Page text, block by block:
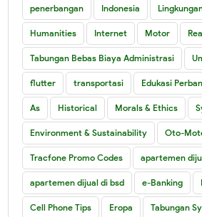
penerbangan Indonesia
Humanities Internet Motor
Tabungan Bebas Biaya Administrasi
flutter transportasi Edukasi
As Historical Morals & Ethics
Environment & Sustainability Oto-
Tracfone Promo Codes apartemen
apartemen dijual di bsd e-Banking
Cell Phone Tips Eropa Tabungan